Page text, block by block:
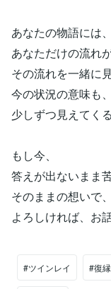
あなたの物語には、
あなただけの流れ
その流れを一緒に
今の状況の意味も、
少しずつ見えてく
もし今、
答えが出ないまま
そのままの想いで、
よろしければ、お
#ツインレイ #復縁